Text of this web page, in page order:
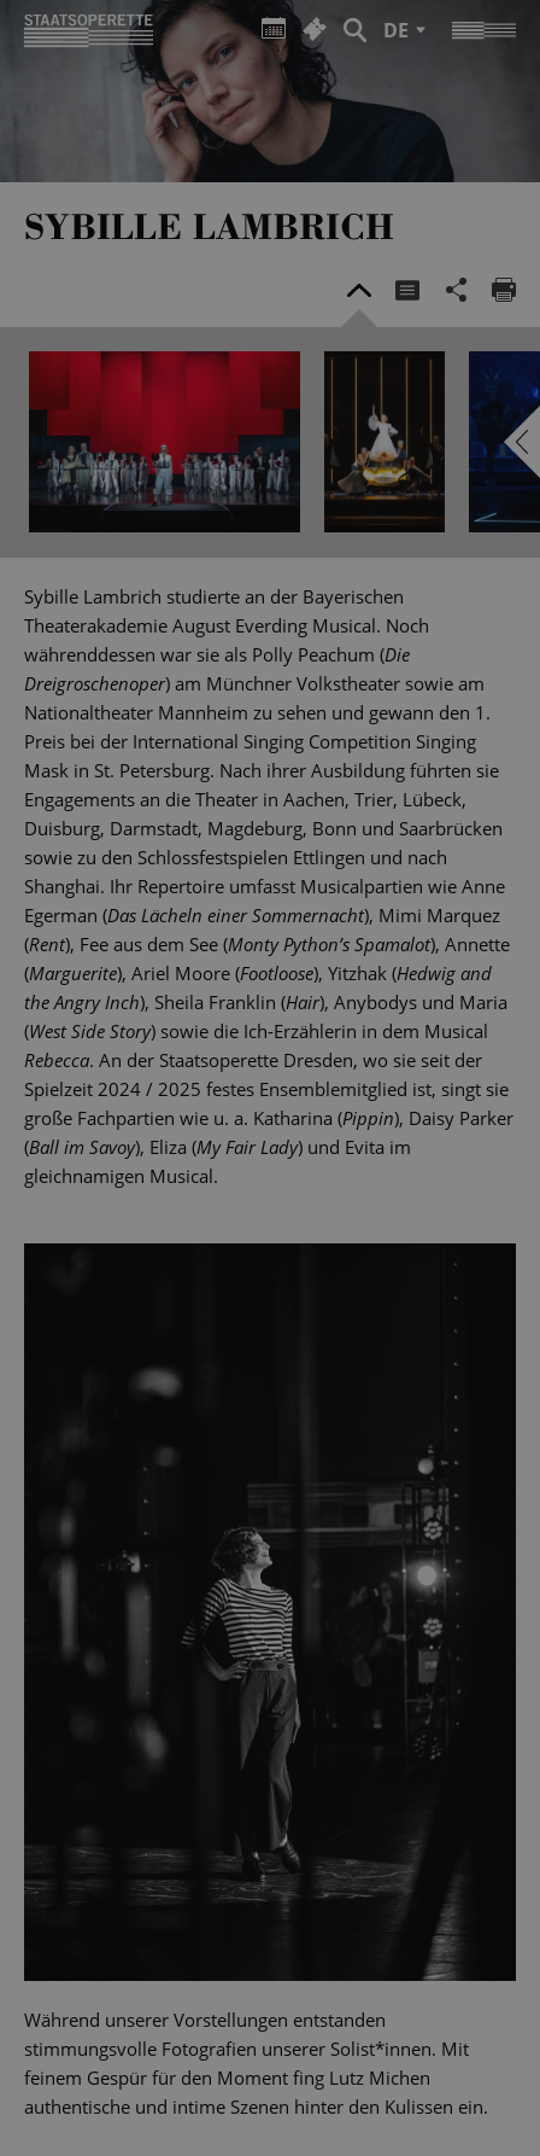
DE
SYBILLE LAMBRICH
Sybille Lambrich studierte an der Bayerischen
Theaterakademie August Everding Musical. Noch
währenddessen war sie als Polly Peachum (Die
Dreigroschenoper) am Münchner Volkstheater sowie am
Nationaltheater Mannheim zu sehen und gewann den 1.
Preis bei der International Singing Competition Singing
Mask in St. Petersburg. Nach ihrer Ausbildung führten sie
Engagements an die Theater in Aachen, Trier, Lübeck,
Duisburg, Darmstadt, Magdeburg, Bonn und Saarbrücken
sowie zu den Schlossfestspielen Ettlingen und nach
Shanghai. Ihr Repertoire umfasst Musicalpartien wie Anne
Egerman (Das Lächeln einer Sommernacht), Mimi Marquez
(Rent), Fee aus dem See (Monty Python’s Spamalot), Annette
(Marguerite), Ariel Moore (Footloose), Yitzhak (Hedwig and
the Angry Inch), Sheila Franklin (Hair), Anybodys und Maria
(West Side Story) sowie die Ich-Erzählerin in dem Musical
Rebecca. An der Staatsoperette Dresden, wo sie seit der
Spielzeit 2024 / 2025 festes Ensemblemitglied ist, singt sie
große Fachpartien wie u. a. Katharina (Pippin), Daisy Parker
(Ball im Savoy), Eliza (My Fair Lady) und Evita im
gleichnamigen Musical.
Während unserer Vorstellungen entstanden
stimmungsvolle Fotografien unserer Solist*innen. Mit
feinem Gespür für den Moment fing Lutz Michen
authentische und intime Szenen hinter den Kulissen ein.